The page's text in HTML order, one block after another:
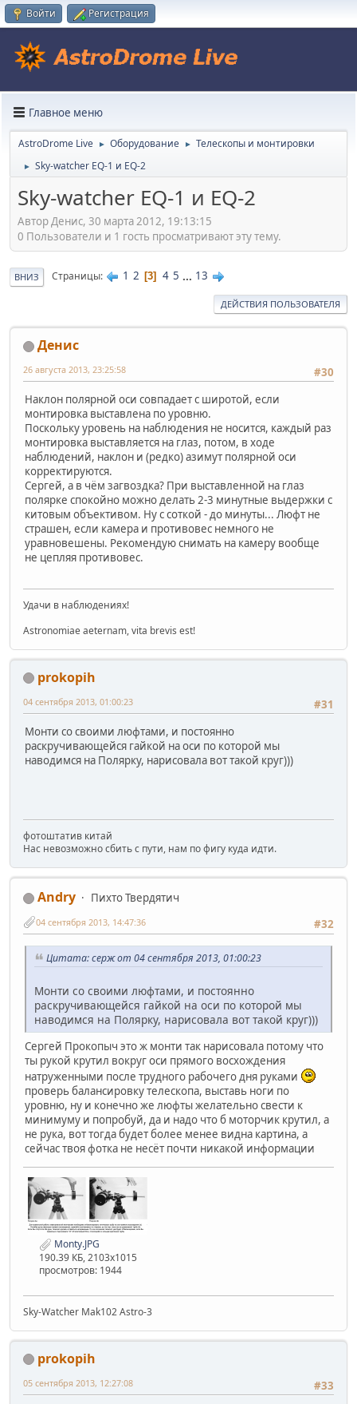
Войти Регистрация
Главное меню
AstroDrome Live ► Оборудование ► Телескопы и монтировки
► Sky-watcher EQ-1 и EQ-2
Sky-watcher EQ-1 и EQ-2
Автор Денис, 30 марта 2012, 19:13:15
0 Пользователи и 1 гость просматривают эту тему.
ВНИЗ Страницы 1 2 3 4 5 ... 13
ДЕЙСТВИЯ ПОЛЬЗОВАТЕЛЯ
Денис
#30
26 августа 2013, 23:25:58
Наклон полярной оси совпадает с широтой, если
монтировка выставлена по уровню.
Поскольку уровень на наблюдения не носится, каждый раз
монтировка выставляется на глаз, потом, в ходе
наблюдений, наклон и (редко) азимут полярной оси
корректируются.
Сергей, а в чём загвоздка? При выставленной на глаз
полярке спокойно можно делать 2-3 минутные выдержки с
китовым объективом. Ну с соткой - до минуты... Люфт не
страшен, если камера и противовес немного не
уравновешены. Рекомендую снимать на камеру вообще
не цепляя противовес.
Удачи в наблюдениях!
Astronomiae aeternam, vita brevis est!
prokopih
#31
04 сентября 2013, 01:00:23
Монти со своими люфтами, и постоянно
раскручивающейся гайкой на оси по которой мы
наводимся на Полярку, нарисовала вот такой круг)))
фотоштатив китай
Нас невозможно сбить с пути, нам по фигу куда идти.
Andry
Пихто Твердятич
#32
04 сентября 2013, 14:47:36
Цитата: серж от 04 сентября 2013, 01:00:23
Монти со своими люфтами, и постоянно
раскручивающейся гайкой на оси по которой мы
наводимся на Полярку, нарисовала вот такой круг)))
Сергей Прокопыч это ж монти так нарисовала потому что
ты рукой крутил вокруг оси прямого восхождения
натруженными после трудного рабочего дня руками
проверь балансировку телескопа, выставь ноги по
уровню, ну и конечно же люфты желательно свести к
минимуму и попробуй, да и надо что б моторчик крутил, а
не рука, вот тогда будет более менее видна картина, а
сейчас твоя фотка не несёт почти никакой информации
Monty.JPG
190.39 КБ, 2103x1015
просмотров: 1944
Sky-Watcher Mak102 Astro-3
prokopih
#33
05 сентября 2013, 12:27:08